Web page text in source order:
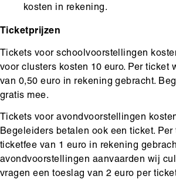
kosten in rekening.
Ticketprijzen
Tickets voor schoolvoorstellingen
voor clusters kosten 10 euro. Per ticket
van 0,50 euro in rekening gebracht.
gratis mee.
Tickets voor avondvoorstellingen
Begeleiders betalen ook een ticket. Per
ticketfee van 1 euro in rekening
avondvoorstellingen aanvaarden wij
vragen een toeslag van 2 euro per